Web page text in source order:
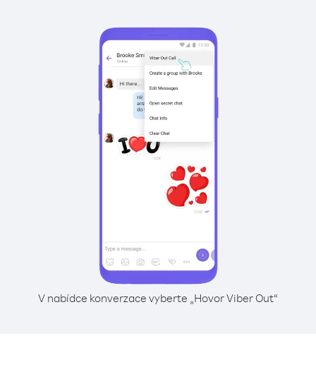
V nabídce konverzace vyberte „Hovor Viber Out“